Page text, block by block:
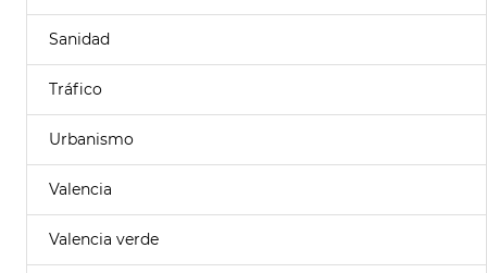
Sanidad
Tráfico
Urbanismo
Valencia
Valencia verde